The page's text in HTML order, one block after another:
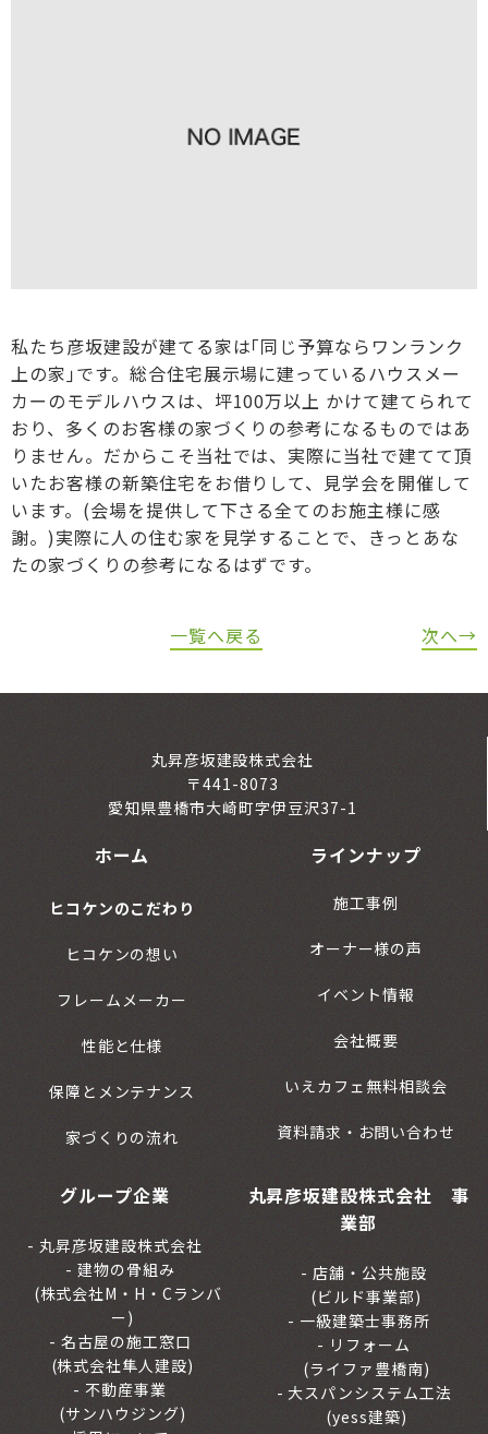
私たち彦坂建設が建てる家は｢同じ予算ならワンランク
上の家｣です。総合住宅展示場に建っているハウスメー
カーのモデルハウスは、坪100万以上 かけて建てられて
おり、多くのお客様の家づくりの参考になるものではあ
りません。だからこそ当社では、実際に当社で建てて頂
いたお客様の新築住宅をお借りして、見学会を開催して
います。(会場を提供して下さる全てのお施主様に感
謝。)実際に人の住む家を見学することで、きっとあな
たの家づくりの参考になるはずです。
一覧へ戻る 次へ→
丸昇彦坂建設株式会社
〒441-8073
愛知県豊橋市大崎町字伊豆沢37-1
ホーム
ヒコケンのこだわり
ヒコケンの想い
フレームメーカー
性能と仕様
保障とメンテナンス
家づくりの流れ
ラインナップ
施工事例
オーナー様の声
イベント情報
会社概要
いえカフェ無料相談会
資料請求・お問い合わせ
グループ企業
丸昇彦坂建設株式会社
建物の骨組み
(株式会社M・H・Cランバ
ー)
名古屋の施工窓口
(株式会社隼人建設)
不動産事業
(サンハウジング)
丸昇彦坂建設株式会社 事
業部
店舗・公共施設
(ビルド事業部)
一級建築士事務所
リフォーム
(ライファ豊橋南)
大スパンシステム工法
(yess建築)